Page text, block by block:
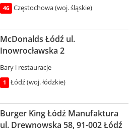
46 Częstochowa (woj. śląskie)
McDonalds Łódź ul.
Inowrocławska 2
Bary i restauracje
1 Łódź (woj. łódzkie)
Burger King Łódź Manufaktura
ul. Drewnowska 58, 91-002 Łódź